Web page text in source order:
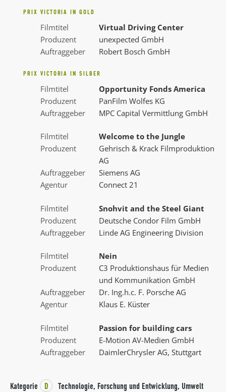
PRIX VICTORIA IN GOLD
Filmtitel
Virtual Driving Center
Produzent
unexpected GmbH
Auftraggeber
Robert Bosch GmbH
PRIX VICTORIA IN SILBER
Filmtitel
Opportunity Fonds America
Produzent
PanFilm Wolfes KG
Auftraggeber
MPC Capital Vermittlung GmbH
Filmtitel
Welcome to the Jungle
Produzent
Gehrisch & Krack Filmproduktion
AG
Auftraggeber
Siemens AG
Agentur
Connect 21
Filmtitel
Snohvit and the Steel Giant
Produzent
Deutsche Condor Film GmbH
Auftraggeber
Linde AG Engineering Division
Filmtitel
Nein
Produzent
C3 Produktionshaus für Medien
und Kommunikation GmbH
Auftraggeber
Dr. Ing.h.c. F. Porsche AG
Agentur
Klaus E. Küster
Filmtitel
Passion for building cars
Produzent
E-Motion AV-Medien GmbH
Auftraggeber
DaimlerChrysler AG, Stuttgart
Kategorie D Technologie, Forschung und Entwicklung, Umwelt